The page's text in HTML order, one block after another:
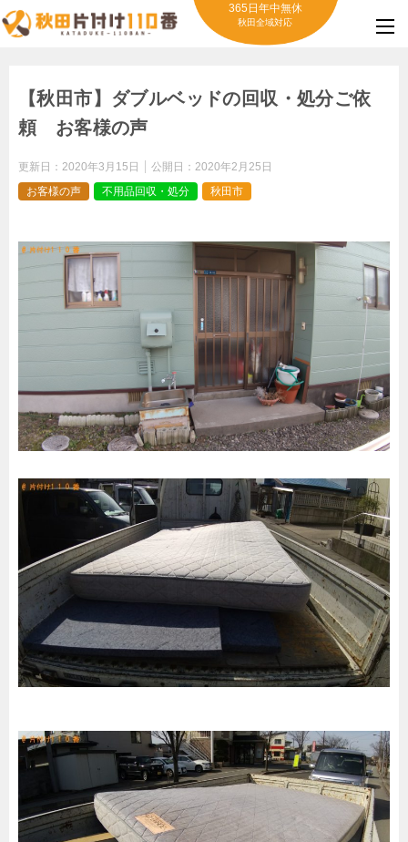
365日年中無休
秋田全域対応
【秋田市】ダブルベッドの回収・処分ご依
頼 お客様の声
更新日： 2020年3月15日 公開日： 2020年2月25日
お客様の声
不用品回収・処分 秋田市